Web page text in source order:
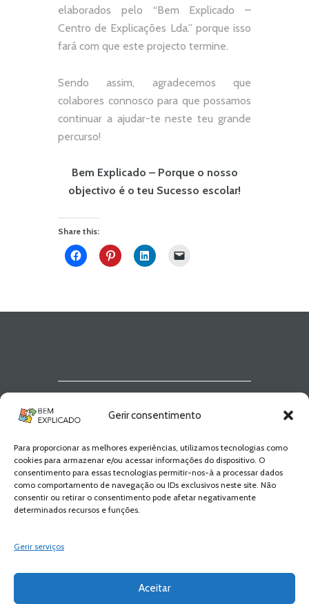
Gerir consentimento
Para proporcionar as melhores experiências, utilizamos tecnologias como
cookies para armazenar e/ou acessar informações do dispositivo. O
consentimento para essas tecnologias permitir-nos-à a processar dados
como comportamento de navegação ou IDs exclusivos neste site. Não
consentir ou retirar o consentimento pode afetar negativamente
determinados recursos e funções.
Gerir serviços
Aceitar
elaborados pelo “Bem Explicado –
Centro de Explicações Lda.” porque isso
fará com que este projecto termine.
Sendo assim, agradecemos que
colabores connosco para que possamos
continuar a ajudar-te neste teu grande
percurso!
Bem Explicado – Porque o nosso
objectivo é o teu Sucesso escolar!
Share this:
Explicado
Fica a par de todas as novidades! Zero
Spam, apenas novidades e novos
conteúdos!